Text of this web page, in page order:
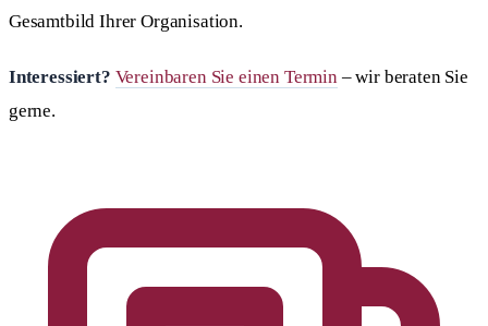
Gesamtbild Ihrer Organisation.
Interessiert? Vereinbaren Sie einen Termin – wir beraten Sie
gerne.